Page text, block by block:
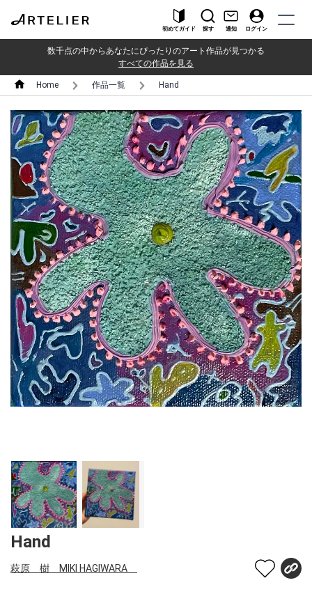
初めてガイド 探す 通知 ログイン
数千点の中からあなたにぴったりのアート作品が見つかる
すべての作品を見る
Home 作品一覧 Hand
Hand
萩原 樹 MIKI HAGIWARA